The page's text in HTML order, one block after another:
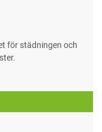
för städningen och